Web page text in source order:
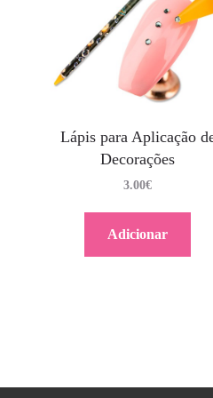
Lápis para Aplicação
Decorações
3.00€
Adicionar